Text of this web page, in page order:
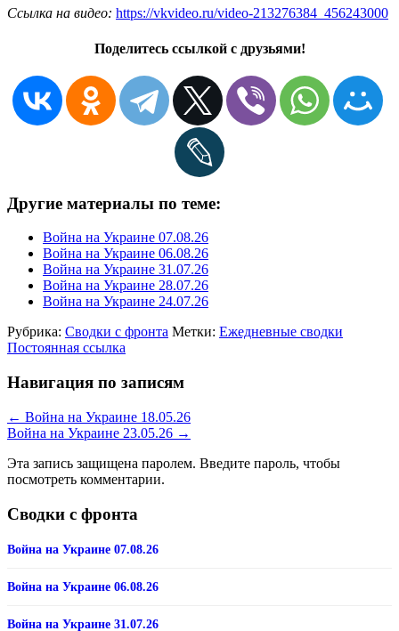
Ссылка на видео: https://vkvideo.ru/video-213276384_456243000
Поделитесь ссылкой с друзьями!
Другие материалы по теме:
Война на Украине 07.08.26
Война на Украине 06.08.26
Война на Украине 31.07.26
Война на Украине 28.07.26
Война на Украине 24.07.26
Рубрика: Сводки с фронта Метки: Ежедневные сводки
Постоянная ссылка
Навигация по записям
← Война на Украине 18.05.26
Война на Украине 23.05.26 →
Эта запись защищена паролем. Введите пароль, чтобы
посмотреть комментарии.
Сводки с фронта
Война на Украине 07.08.26
Война на Украине 06.08.26
Война на Украине 31.07.26